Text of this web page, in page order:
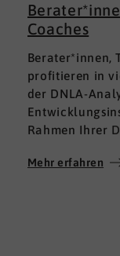
Coaches
Berater*innen,
profitieren in
der DNLA-
Rahmen Ihrer
Soft Skills
Mehr erfahren